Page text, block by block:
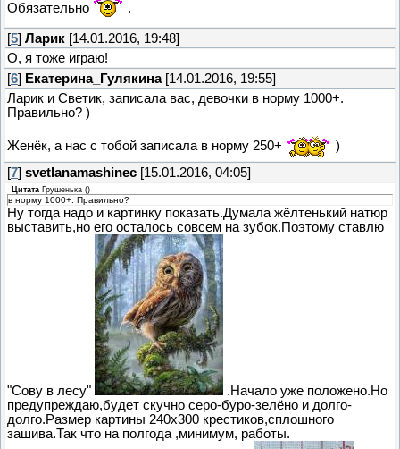
Обязательно .
[5] Ларик [14.01.2016, 19:48]
О, я тоже играю!
[6] Екатерина_Гулякина[14.01.2016, 19:55]
Ларик и Светик, записала вас, девочки в норму 1000+.
Правильно? )
Женёк, а нас с тобой записала в норму 250+
)
[7] svetlanamashinec [15.01.2016, 04:05]
Цитата Грушенька ()
в норму 1000+. Правильно?
Ну тогда надо и картинку показать.Думала жёлтенький натюр
выставить,но его осталось совсем на зубок.Поэтому ставлю
"Сову в лесу"
.Начало уже положено.Но
предупреждаю,будет скучно серо-буро-зелёно и долго-
долго.Размер картины 240х300 крестиков,сплошного
зашива.Так что на полгода ,минимум, работы.